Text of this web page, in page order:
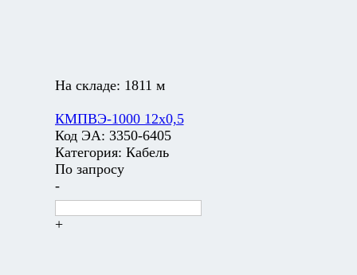
На складе: 1811 м
КМПВЭ-1000 12х0,5
Код ЭА: 3350-6405
Категория: Кабель
По запросу
-
+